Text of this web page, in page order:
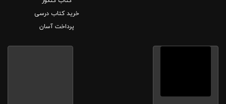
خرید کتاب درسی
پرداخت آسان